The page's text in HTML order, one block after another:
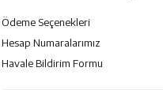
Ödeme Seçenekleri
Hesap Numaralarımız
Havale Bildirim Formu